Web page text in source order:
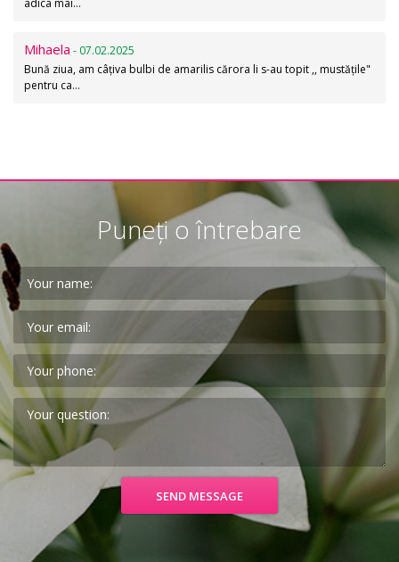
adica mai…
Mihaela - 07.02.2025
Bună ziua, am câțiva bulbi de amarilis cărora li s-au topit ,, mustățile"
pentru ca…
Puneți o întrebare